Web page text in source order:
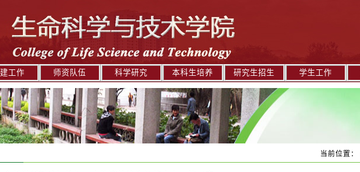
工作 师资队伍 科学研究 本科生培养 研究生招生 学生工作
当前位置：